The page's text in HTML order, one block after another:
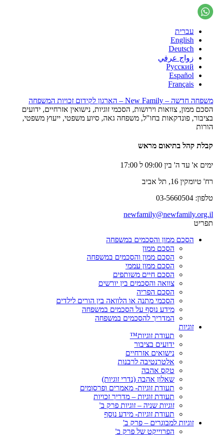
עברית
English
Deutsch
زواج عرفي
Русский
Español
Français
משפחה חדשה – New Family – הארגון לקידום זכויות המשפחה
הסכם ממון, צוואות וירושות, הסכמי זוגיות, נישואין אזרחיים, ידועים
בציבור, פונדקאות בחו"ל, משפחה גאה, סיוע משפטי, ייעוץ משפטי,
הורות
קבלת קהל בתיאום מראש
ימים א' עד ה' בין 09:00 ל 17:00
רח' טיומקין 16, תל אביב
טלפון: 03-5660504
newfamily@newfamily.org.il
תפריט
הסכם ממון והסכמים במשפחה
הסכם ממון
הסכם ממון והסכמים במשפחה
הסכם ממון עממי
הסכם חיים משותפים
צוואה והסכמים בין יורשים
הסכם הפריה
הסכמי מתנה או הלוואה בין הורים לילדים
מידע נוסף על הסכמים במשפחה
המדריך להסכמים במשפחה
זוגיות
תעודת זוגיות™
ידועים בציבור
נישואים אזרחיים
אלטרנטיבה לרבנות
טקס אהבה
שאלון אהבה (נדרי זוגיות)
תעודת זוגיות- מאמרים ופרסומים
תעודת זוגיות – מדריך זכויות
זוגיות שניה – זוגיות פרק ב'
תעודת זוגיות- מידע נוסף
זוגיות למבוגרים – פרק ב'
הפרוייקט של פרק ב'